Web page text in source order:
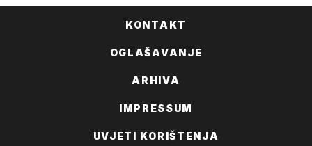
KONTAKT
OGLAŠAVANJE
ARHIVA
IMPRESSUM
UVJETI KORIŠTENJA